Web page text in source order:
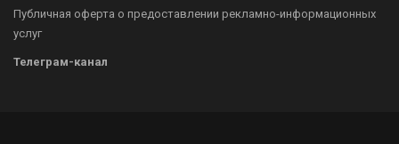
Публичная оферта о предоставлении рекламно-информационных
услуг
Телеграм-канал